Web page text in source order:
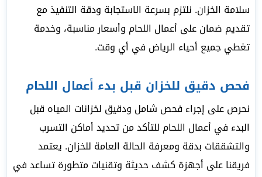
سلامة الخزان. نلتزم بسرعة الاستجابة ودقة التنفيذ مع
تقديم ضمان على أعمال اللحام وأسعار مناسبة، وخدمة
تغطي جميع أحياء الرياض في أي وقت.
فحص دقيق للخزان قبل بدء أعمال اللحام
نحرص على إجراء فحص شامل ودقيق لخزانات المياه قبل
البدء في أعمال اللحام للتأكد من تحديد أماكن التسرب
والتشققات بدقة ومعرفة الحالة العامة للخزان. يعتمد
فريقنا على أجهزة كشف حديثة وتقنيات متطورة تساعد في